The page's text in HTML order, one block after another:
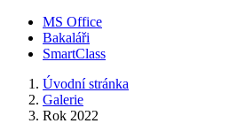
MS Office
Bakaláři
SmartClass
Úvodní stránka
Galerie
Rok 2022